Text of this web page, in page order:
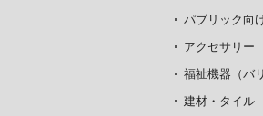
パブリック向
アクセサリー
福祉機器（バ
建材・タイル